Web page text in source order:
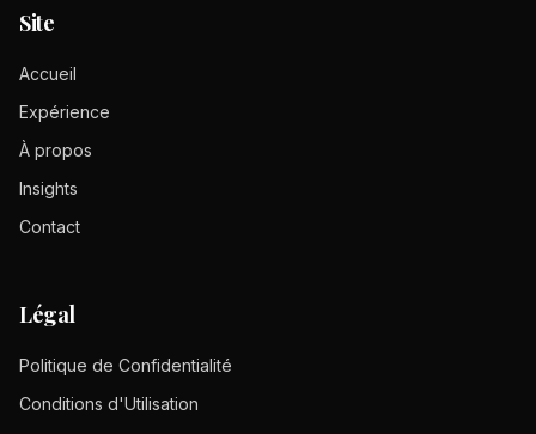
Site
Accueil
Expérience
À propos
Insights
Contact
Légal
Politique de Confidentialité
Conditions d'Utilisation